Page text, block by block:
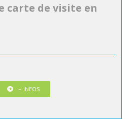
carte de visite en
+ INFOS